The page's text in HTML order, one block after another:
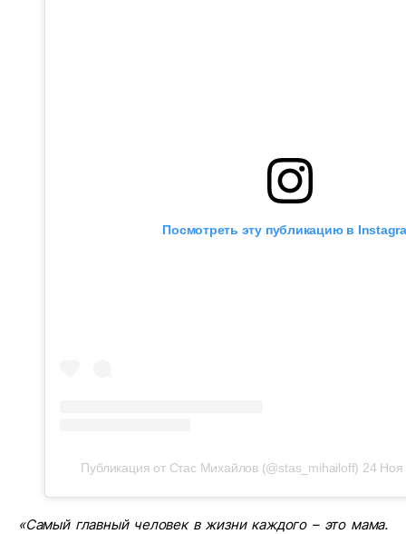
Посмотреть эту публикацию в
Публикация от Стас Михайлов (@stas_mihailoff) 24 Ноя
«Самый главный человек в жизни каждого – это мама.